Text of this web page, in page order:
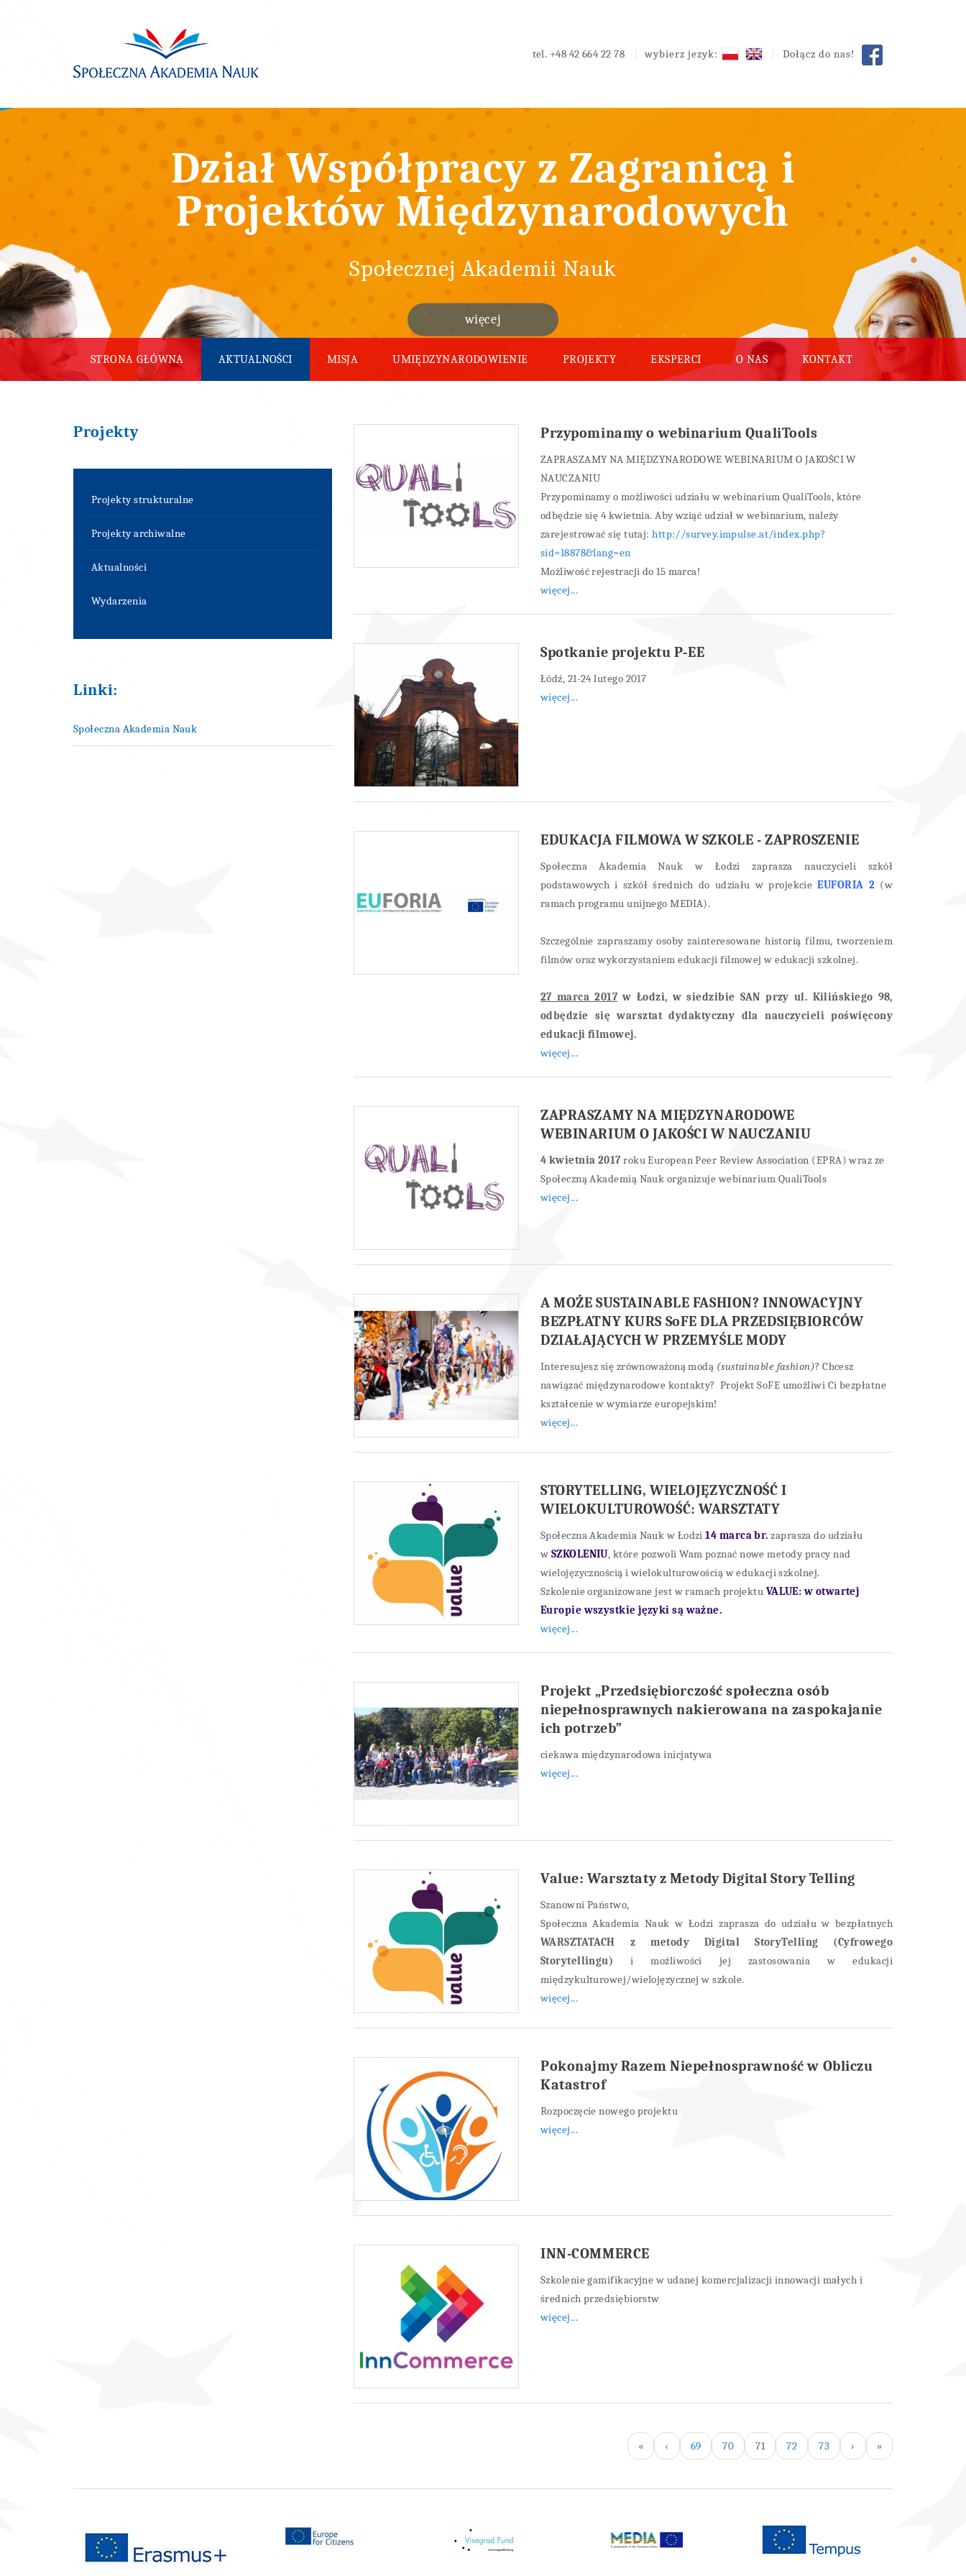
Dołącz do nas!
wybierz jezyk:
tel. +48 42 664 22 78
Dział Współpracy z Zagranicą i
Projektów Międzynarodowych
Społecznej Akademii Nauk
więcej
STRONA GŁÓWNA AKTUALNOŚCI MISJA UMIĘDZYNARODOWIENIE PROJEKTY EKSPERCI O NAS KONTAKT
Projekty
Projekty strukturalne
Projekty archiwalne
Aktualności
Wydarzenia
Linki:
Społeczna Akademia Nauk
Przypominamy o webinarium QualiTools
ZAPRASZAMY NA MIĘDZYNARODOWE WEBINARIUM O JAKOŚCI W
NAUCZANIU
Przypominamy o możliwości udziału w webinarium QualiTools, które
odbędzie się 4 kwietnia. Aby wziąć udział w webinarium, należy
zarejestrować się tutaj:http://survey.impulse.at/index.php?
sid=18878&lang=en
Możliwość rejestracji do 15 marca!
więcej...
Spotkanie projektu P-EE
Łódź, 21-24 lutego 2017
więcej...
EDUKACJA FILMOWA W SZKOLE - ZAPROSZENIE
Społeczna Akademia Nauk w Łodzi zaprasza nauczycieli szkół
podstawowych i szkół średnich do udziału w projekcieEUFORIA 2 (w
ramach programu unijnego MEDIA).
Szczególnie zapraszamy osoby zainteresowane historią filmu, tworzeniem
filmów oraz wykorzystaniem edukacji filmowej w edukacji szkolnej.
27 marca 2017 w Łodzi, w siedzibie SAN przy ul. Kilińskiego 98,
odbędzie się warsztat dydaktyczny dla nauczycieli poświęcony
edukacji filmowej.
więcej...
ZAPRASZAMY NA MIĘDZYNARODOWE
WEBINARIUM O JAKOŚCI W NAUCZANIU
4 kwietnia 2017 roku European Peer Review Association (EPRA) wraz ze
Społeczną Akademią Nauk organizuje webinarium QualiTools
więcej...
A MOŻE SUSTAINABLE FASHION? INNOWACYJNY
BEZPŁATNY KURS SoFE DLA PRZEDSIĘBIORCÓW
DZIAŁAJĄCYCH W PRZEMYŚLE MODY
Interesujesz się zrównoważoną modą (sustainable fashion)? Chcesz
nawiązać międzynarodowe kontakty? Projekt SoFE umożliwi Ci bezpłatne
kształcenie w wymiarze europejskim!
więcej...
STORYTELLING, WIELOJĘZYCZNOŚĆ I
WIELOKULTUROWOŚĆ: WARSZTATY
Społeczna Akademia Nauk w Łodzi14 marca br.zaprasza do udziału
w SZKOLENIU, które pozwoli Wam poznać nowe metody pracy nad
wielojęzycznością i wielokulturowością w edukacji szkolnej.
Szkolenie organizowane jest w ramach projektu VALUE: w otwartej
Europie wszystkie języki są ważne.
więcej...
Projekt „Przedsiębiorczość społeczna osób
niepełnosprawnych nakierowana na zaspokajanie
ich potrzeb”
ciekawa międzynarodowa inicjatywa
więcej...
Value: Warsztaty z Metody Digital Story Telling
Szanowni Państwo,
Społeczna Akademia Nauk w Łodzi zaprasza do udziału w bezpłatnych
WARSZTATACH zmetody Digital StoryTelling (Cyfrowego
Storytellingu) i możliwości jej zastosowania w edukacji
międzykulturowej/wielojęzycznej w szkole.
więcej...
Pokonajmy Razem Niepełnosprawność w Obliczu
Katastrof
Rozpoczęcie nowego projektu
więcej...
INN-COMMERCE
Szkolenie gamifikacyjne w udanej komercjalizacji innowacji małych i
średnich przedsiębiorstw
więcej...
« ‹ 69 70 71 72 73 › »